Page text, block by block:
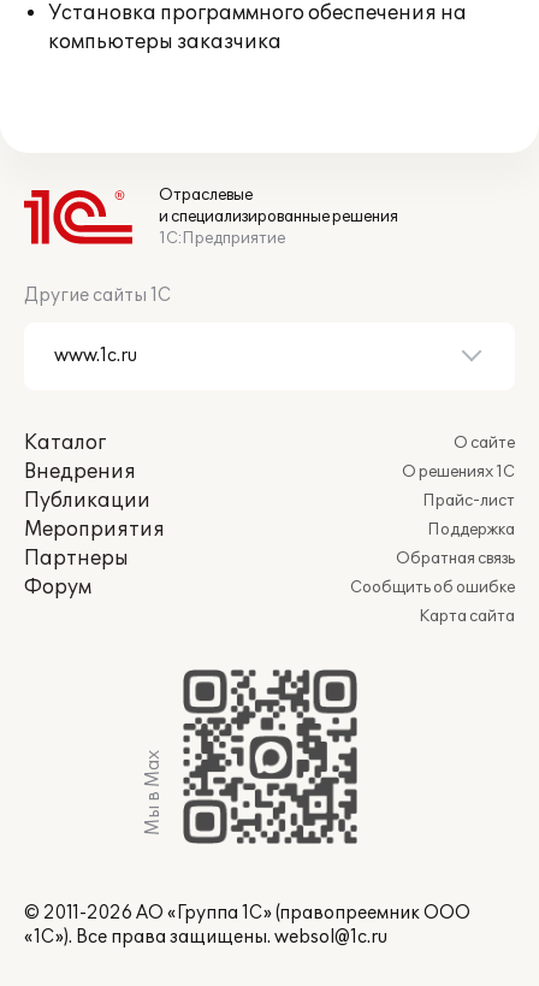
Установка программного обеспечения на
компьютеры заказчика
Отраслевые
и специализированные решения
1С:Предприятие
Другие сайты 1С
Каталог
Внедрения
Публикации
Мероприятия
Партнеры
Форум
О сайте
О решениях 1С
Прайс-лист
Поддержка
Обратная связь
Сообщить об ошибке
Карта сайта
Мы в Max
© 2011-2026 АО «Группа 1С» (правопреемник ООО
«1С»). Все права защищены. websol@1c.ru